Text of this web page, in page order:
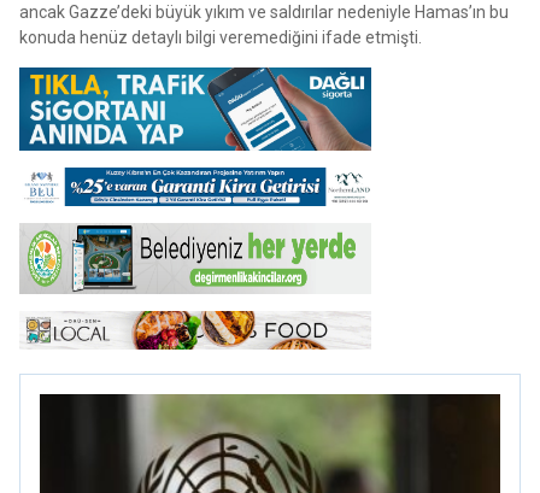
ancak Gazze’deki büyük yıkım ve saldırılar nedeniyle Hamas’ın bu
konuda henüz detaylı bilgi veremediğini ifade etmişti.